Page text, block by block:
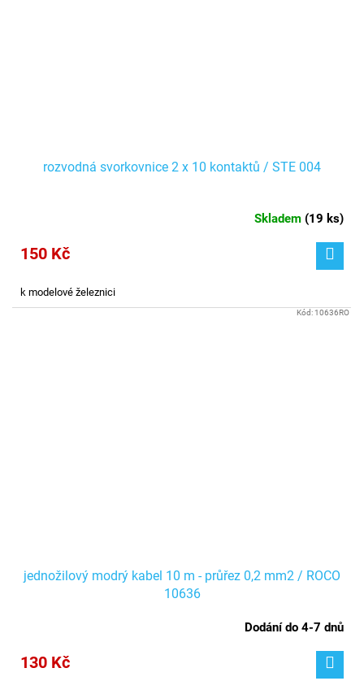
rozvodná svorkovnice 2 x 10 kontaktů / STE 004
Skladem (19 ks)
150 Kč
k modelové železnici
jednožilový modrý kabel 10 m - průřez 0,2 mm2 / ROCO
10636
Dodání do 4-7 dnů
130 Kč
Kód: 10636RO